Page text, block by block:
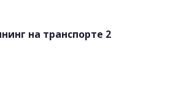
на транспорте 2